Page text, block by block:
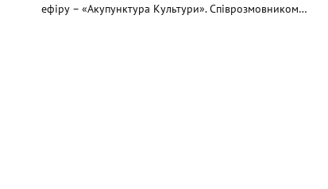
ефіру – «Акупунктура Культури». Співрозмовником…